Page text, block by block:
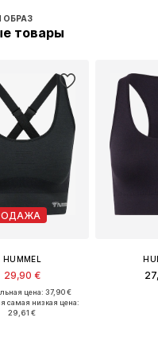
ОБРАЗ
товары
HUMMEL
29,90 €
цена: 37,90 €
самая низкая цена:
29,61 €